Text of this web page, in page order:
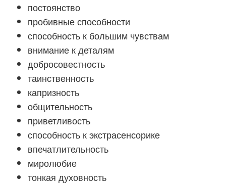
постоянство
пробивные способности
способность к большим чувствам
внимание к деталям
добросовестность
таинственность
капризность
общительность
приветливость
способность к экстрасенсорике
впечатлительность
миролюбие
тонкая духовность